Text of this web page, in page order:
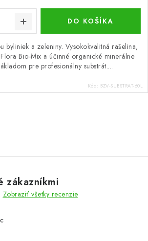
DO KOŠÍKA
byliniek a zeleniny. Vysokokvalitná rašelina,
Bio-Mix a účinné organické minerálne
pre profesionálny substrát....
Kód: BZV-SUBSTRAT-60L
zákazníkmi
Zobraziť všetky recenzie